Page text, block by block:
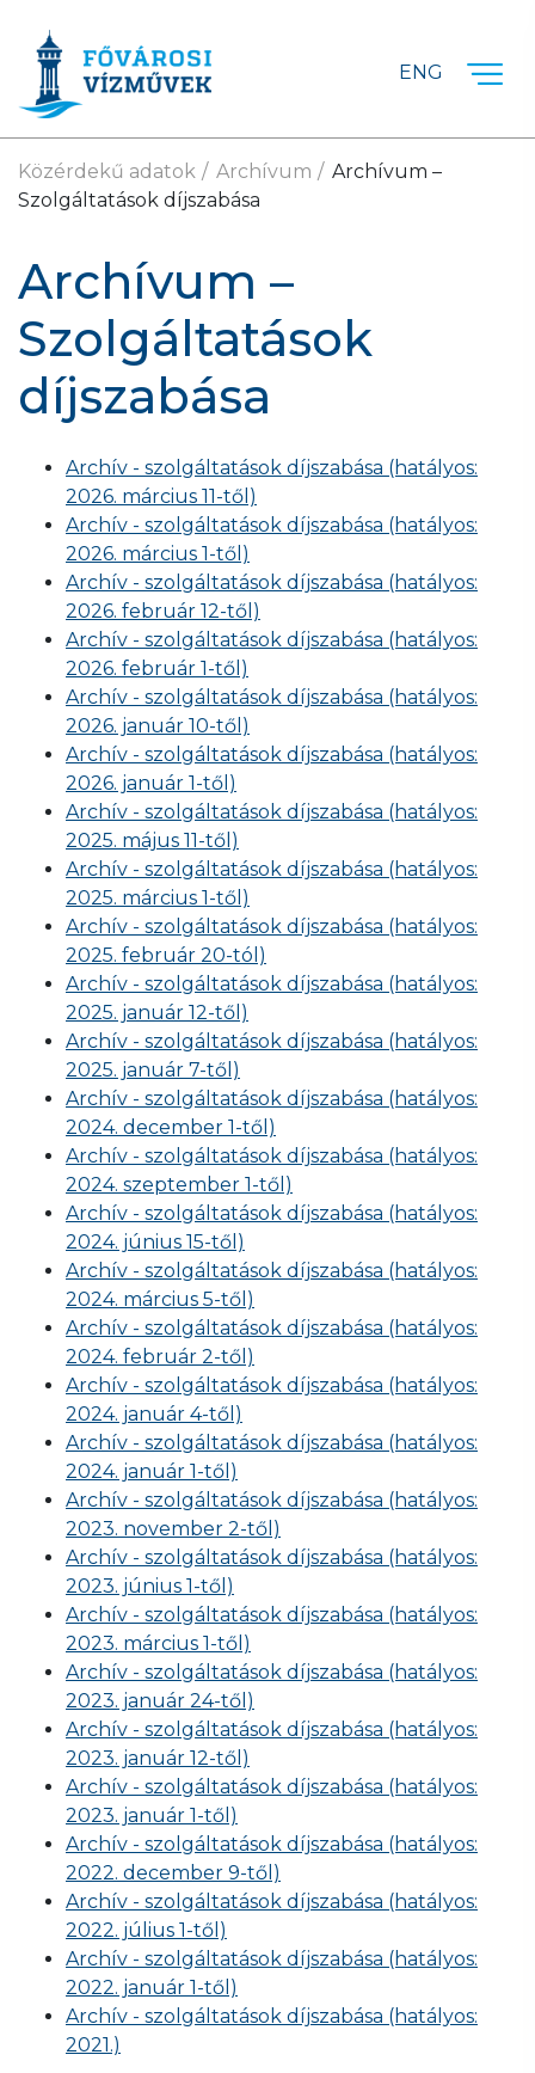
ENG
Közérdekű adatok Archívum
Archívum –
Szolgáltatások díjszabása
Archívum –
Szolgáltatások
díjszabása
Archív - szolgáltatások díjszabása (hatályos:
2026. március 11-től)
Archív - szolgáltatások díjszabása (hatályos:
2026. március 1-től)
Archív - szolgáltatások díjszabása (hatályos:
2026. február 12-től)
Archív - szolgáltatások díjszabása (hatályos:
2026. február 1-től)
Archív - szolgáltatások díjszabása (hatályos:
2026. január 10-től)
Archív - szolgáltatások díjszabása (hatályos:
2026. január 1-től)
Archív - szolgáltatások díjszabása (hatályos:
2025. május 11-től)
Archív - szolgáltatások díjszabása (hatályos:
2025. március 1-től)
Archív - szolgáltatások díjszabása (hatályos:
2025. február 20-tól)
Archív - szolgáltatások díjszabása (hatályos:
2025. január 12-től)
Archív - szolgáltatások díjszabása (hatályos:
2025. január 7-től)
Archív - szolgáltatások díjszabása (hatályos:
2024. december 1-től)
Archív - szolgáltatások díjszabása (hatályos:
2024. szeptember 1-től)
Archív - szolgáltatások díjszabása (hatályos:
2024. június 15-től)
Archív - szolgáltatások díjszabása (hatályos:
2024. március 5-től)
Archív - szolgáltatások díjszabása (hatályos:
2024. február 2-től)
Archív - szolgáltatások díjszabása (hatályos:
2024. január 4-től)
Archív - szolgáltatások díjszabása (hatályos:
2024. január 1-től)
Archív - szolgáltatások díjszabása (hatályos:
2023. november 2-től)
Archív - szolgáltatások díjszabása (hatályos:
2023. június 1-től)
Archív - szolgáltatások díjszabása (hatályos:
2023. március 1-től)
Archív - szolgáltatások díjszabása (hatályos:
2023. január 24-től)
Archív - szolgáltatások díjszabása (hatályos:
2023. január 12-től)
Archív - szolgáltatások díjszabása (hatályos:
2023. január 1-től)
Archív - szolgáltatások díjszabása (hatályos:
2022. december 9-től)
Archív - szolgáltatások díjszabása (hatályos:
2022. július 1-től)
Archív - szolgáltatások díjszabása (hatályos:
2022. január 1-től)
Archív - szolgáltatások díjszabása (hatályos:
2021.)